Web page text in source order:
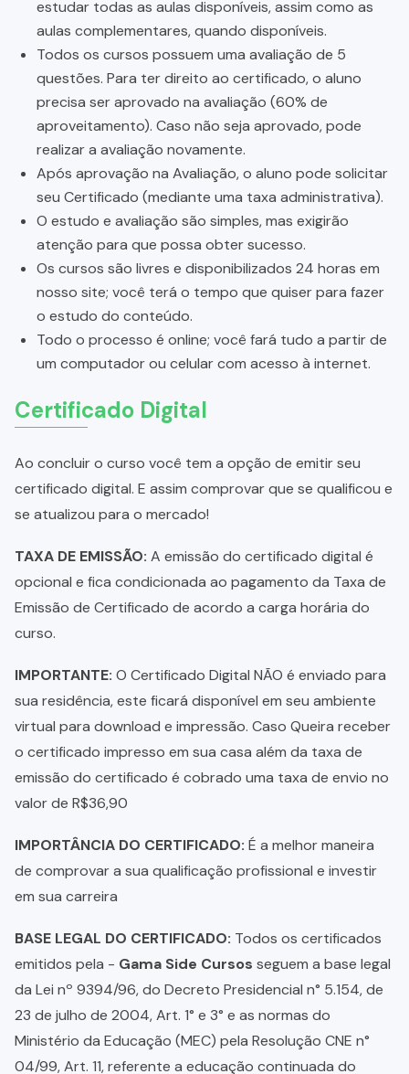
estudar todas as aulas disponíveis, assim como as
aulas complementares, quando disponíveis.
Todos os cursos possuem uma avaliação de 5
questões. Para ter direito ao certificado, o aluno
precisa ser aprovado na avaliação (60% de
aproveitamento). Caso não seja aprovado, pode
realizar a avaliação novamente.
Após aprovação na Avaliação, o aluno pode solicitar
seu Certificado (mediante uma taxa administrativa).
O estudo e avaliação são simples, mas exigirão
atenção para que possa obter sucesso.
Os cursos são livres e disponibilizados 24 horas em
nosso site; você terá o tempo que quiser para fazer
o estudo do conteúdo.
Todo o processo é online; você fará tudo a partir de
um computador ou celular com acesso à internet.
Certificado Digital
Ao concluir o curso você tem a opção de emitir seu
certificado digital. E assim comprovar que se qualificou e
se atualizou para o mercado!
TAXA DE EMISSÃO: A emissão do certificado digital é
opcional e fica condicionada ao pagamento da Taxa de
Emissão de Certificado de acordo a carga horária do
curso.
IMPORTANTE: O Certificado Digital NÃO é enviado para
sua residência, este ficará disponível em seu ambiente
virtual para download e impressão. Caso Queira receber
o certificado impresso em sua casa além da taxa de
emissão do certificado é cobrado uma taxa de envio no
valor de R$36,90
IMPORTÂNCIA DO CERTIFICADO: É a melhor maneira
de comprovar a sua qualificação profissional e investir
em sua carreira
BASE LEGAL DO CERTIFICADO: Todos os certificados
emitidos pela - Gama Side Cursos seguem a base legal
da Lei nº 9394/96, do Decreto Presidencial n° 5.154, de
23 de julho de 2004, Art. 1° e 3° e as normas do
Ministério da Educação (MEC) pela Resolução CNE n°
04/99, Art. 11, referente a educação continuada do